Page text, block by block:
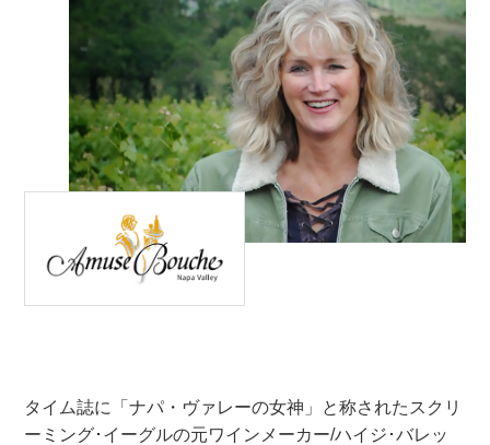
タイム誌に「ナパ・ヴァレーの女神」と称されたスクリ
ーミング･イーグルの元ワインメーカー/ハイジ･バレッ